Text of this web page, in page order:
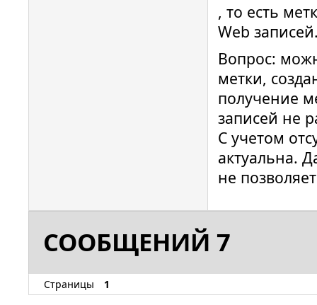
, то есть
Web
Вопрос:
метки,
получение
записей не
С учетом
актуальна.
не
СООБЩЕНИЙ 7
Страницы 1